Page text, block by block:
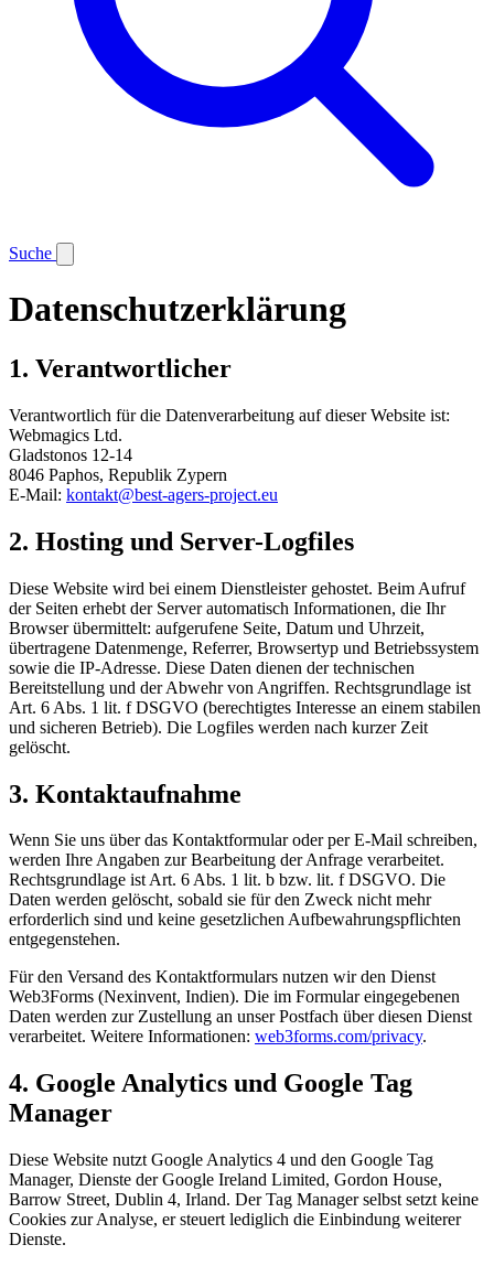
Suche
Datenschutzerklärung
1. Verantwortlicher
Verantwortlich für die Datenverarbeitung auf dieser Website ist:
Webmagics Ltd.
Gladstonos 12-14
8046 Paphos, Republik Zypern
E-Mail: kontakt@best-agers-project.eu
2. Hosting und Server-Logfiles
Diese Website wird bei einem Dienstleister gehostet. Beim Aufruf
der Seiten erhebt der Server automatisch Informationen, die Ihr
Browser übermittelt: aufgerufene Seite, Datum und Uhrzeit,
übertragene Datenmenge, Referrer, Browsertyp und Betriebssystem
sowie die IP-Adresse. Diese Daten dienen der technischen
Bereitstellung und der Abwehr von Angriffen. Rechtsgrundlage ist
Art. 6 Abs. 1 lit. f DSGVO (berechtigtes Interesse an einem stabilen
und sicheren Betrieb). Die Logfiles werden nach kurzer Zeit
gelöscht.
3. Kontaktaufnahme
Wenn Sie uns über das Kontaktformular oder per E-Mail schreiben,
werden Ihre Angaben zur Bearbeitung der Anfrage verarbeitet.
Rechtsgrundlage ist Art. 6 Abs. 1 lit. b bzw. lit. f DSGVO. Die
Daten werden gelöscht, sobald sie für den Zweck nicht mehr
erforderlich sind und keine gesetzlichen Aufbewahrungspflichten
entgegenstehen.
Für den Versand des Kontaktformulars nutzen wir den Dienst
Web3Forms (Nexinvent, Indien). Die im Formular eingegebenen
Daten werden zur Zustellung an unser Postfach über diesen Dienst
verarbeitet. Weitere Informationen: web3forms.com/privacy.
4. Google Analytics und Google Tag
Manager
Diese Website nutzt Google Analytics 4 und den Google Tag
Manager, Dienste der Google Ireland Limited, Gordon House,
Barrow Street, Dublin 4, Irland. Der Tag Manager selbst setzt keine
Cookies zur Analyse, er steuert lediglich die Einbindung weiterer
Dienste.